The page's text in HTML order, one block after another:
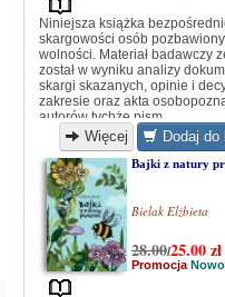
Niniejsza książka
skargowości osób
wolności. Materiał badawczy
został w wyniku analizy
skargi skazanych, opinie i
zakresie oraz akta
autorów tychże pism...
Więcej Dodaj
Bajki z natury
Bielak Elżbieta
28.00/25.00zł
Promocja